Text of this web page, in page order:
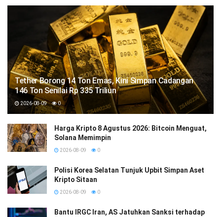
Tether Borong 14 Ton Emas, Kini Simpan Cadangan
146 Ton Senilai Rp 335 Triliun
2026-08-09 0
Harga Kripto 8 Agustus 2026: Bitcoin Menguat,
Solana Memimpin
2026-08-09 0
Polisi Korea Selatan Tunjuk Upbit Simpan Aset
Kripto Sitaan
2026-08-09 0
Bantu IRGC Iran, AS Jatuhkan Sanksi terhadap